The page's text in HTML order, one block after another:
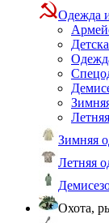
Одежда
Зимняя
Летняя
Охота,